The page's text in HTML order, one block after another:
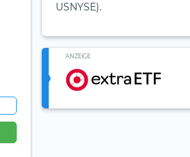
USNYSE).
ANZEIGE